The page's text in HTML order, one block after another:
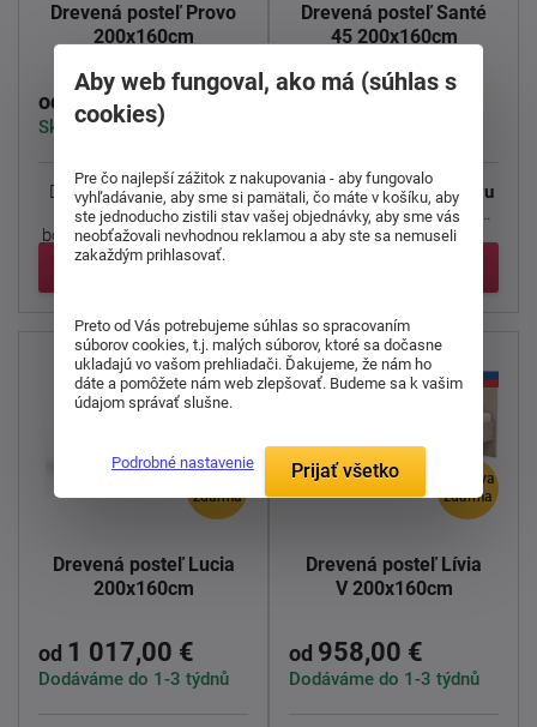
Drevená posteľ Provo
200x160cm
od 183,00 €
Skladom > 5 ks
Drevená posteľProvoje
vyrobená z kvalitného
borovicového dreva. Jej ...
Detail
Drevená posteľ Santé
45 200x160cm
903,00 €
Drevená posteľ z masívu
Santé 45.Ocenia ju hlavne
tí, ktorí v posteli ...
zdarma
Drevená posteľ Lucia
200x160cm
od 1 017,00 €
Dodáváme do 1-3 týdnů
doprava
zdarma
Drevená posteľ Lívia
V 200x160cm
od 958,00 €
Dodáváme do 1-3 týdnů
Aby web fungoval, ako má (súhlas s
cookies)
Pre čo najlepší zážitok z nakupovania - aby fungovalo
vyhľadávanie, aby sme si pamätali, čo máte v košíku, aby
ste jednoducho zistili stav vašej objednávky, aby sme vás
neobťažovali nevhodnou reklamou a aby ste sa nemuseli
zakaždým prihlasovať.
Preto od Vás potrebujeme súhlas so spracovaním
súborov cookies, t.j. malých súborov, ktoré sa dočasne
ukladajú vo vašom prehliadači. Ďakujeme, že nám ho
dáte a pomôžete nám web zlepšovať. Budeme sa k vašim
údajom správať slušne.
Podrobné nastavenie Prijať všetko